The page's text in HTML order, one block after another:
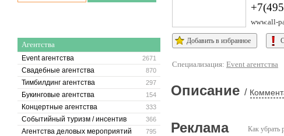
Агентства
2671
Event агентства
870
Свадебные агентства
297
Тимбилдинг агентства
154
Букинговые агентства
333
Концертные агентства
366
Событийный туризм / инсентив
795
Агентства деловых мероприятий
www.all-
Добавить в избранное
Специализация: Event агентства
Описание /
Как убрать
Реклама